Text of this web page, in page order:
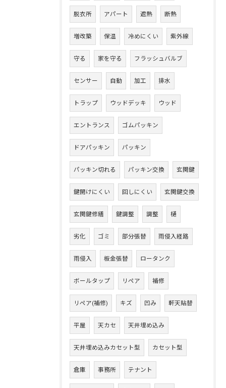
脱衣所 アパート 遮熱 断熱
増改築 保温 冷めにくい 紫外線
守る 家を守る フラッシュバルブ
センサー 自動 加工 排水
トラップ ウッドデッキ ウッド
エントランス ゴムパッキン
ドアパッキン パッキン
パッキン切れる パッキン交換 玄関鍵
鍵開けにくい 回しにくい 玄関鍵交換
玄関鍵修繕 鍵調整 調整 樋
劣化 ゴミ 部分張替 雨侵入経路
雨侵入 板金張替 ロータンク
ボールタップ リペア 補修
リペア(補修) キズ 凹み 軒天貼替
平屋 天カセ 天井埋め込み
天井埋め込みカセット型 カセット型
倉庫 事務所 テナント